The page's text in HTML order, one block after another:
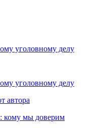
уголовному делу
уголовному делу
автора
кому мы доверим